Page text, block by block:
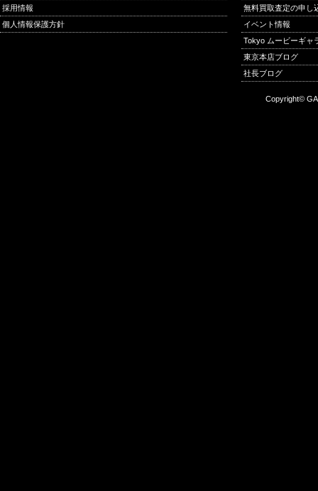
採用情報
個人情報保護方針
無料買取査定の申し
イベント情報
Tokyo ムービーギャ
東京本店ブログ
社長ブログ
Copyright©